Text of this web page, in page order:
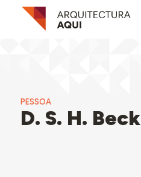
PESSOA
D. S. H. Beck